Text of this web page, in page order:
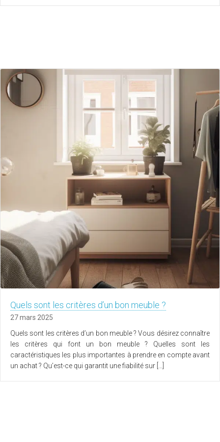
Quels sont les critères d’un bon meuble ?
27 mars 2025
Quels sont les critères d’un bon meuble ? Vous désirez connaître
les critères qui font un bon meuble ? Quelles sont les
caractéristiques les plus importantes à prendre en compte avant
un achat ? Qu’est-ce qui garantit une fiabilité sur […]